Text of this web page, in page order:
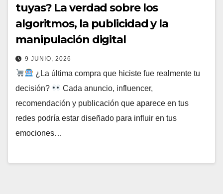
tuyas? La verdad sobre los
algoritmos, la publicidad y la
manipulación digital
9 JUNIO, 2026
¿La última compra que hiciste fue realmente tu
decisión?
Cada anuncio, influencer,
recomendación y publicación que aparece en tus
redes podría estar diseñado para influir en tus
emociones…